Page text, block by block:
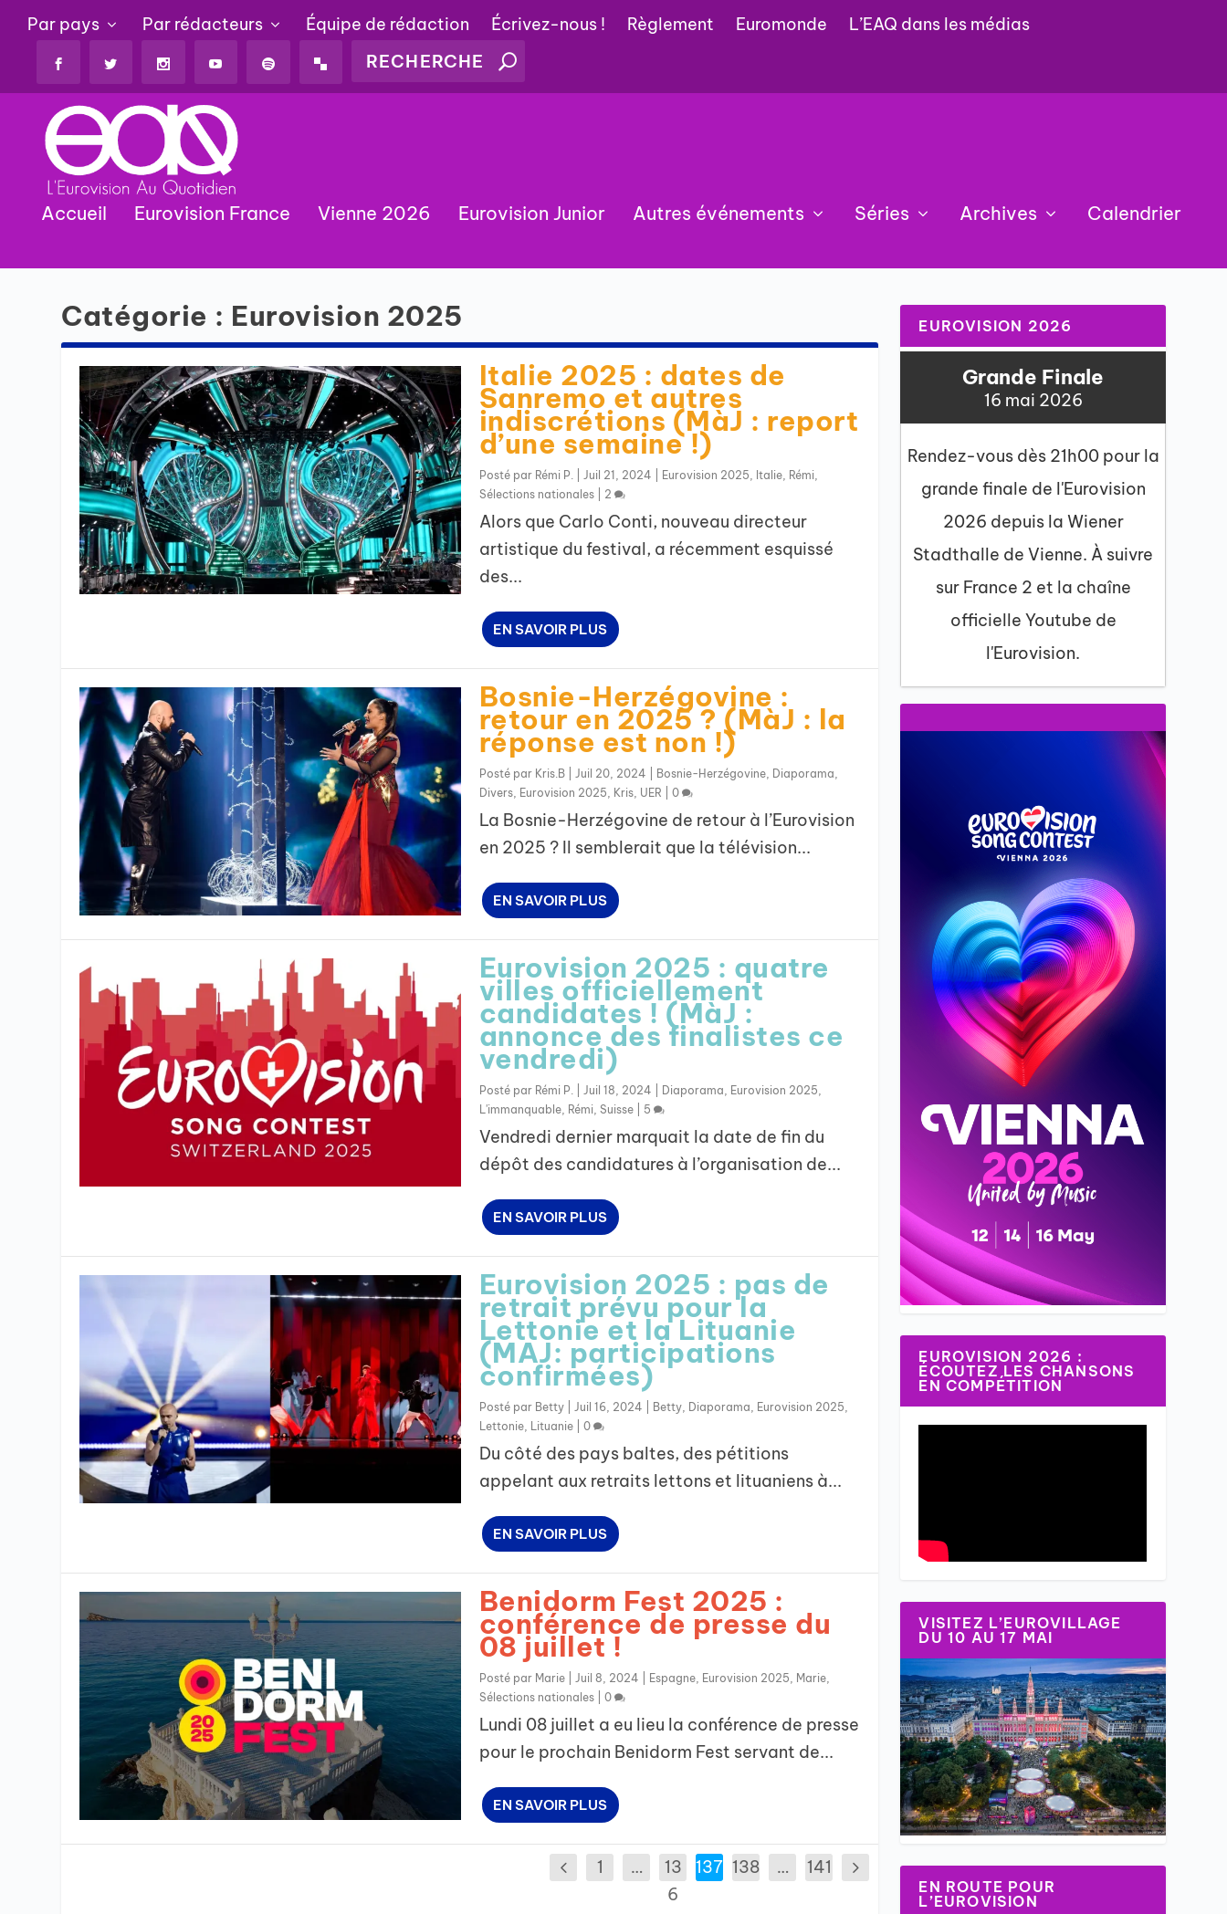
Par pays Par rédacteurs Équipe de rédaction Écrivez-nous ! Règlement Euromonde L’EAQ dans les médias
Accueil Eurovision France Vienne 2026 Eurovision Junior Autres événements Séries Archives Calendrier
Catégorie : Eurovision 2025
Italie 2025 : dates de
Sanremo et autres
indiscrétions (MàJ : report
d’une semaine !)
Posté par Rémi P. Juil 21, 2024 Eurovision 2025 Italie, Rémi
Sélections nationales| 2
Alors que Carlo Conti, nouveau directeur
artistique du festival, a récemment esquissé
des...
EN SAVOIR PLUS
Bosnie-Herzégovine :
retour en 2025 ? (MàJ : la
réponse est non !)
Posté par Kris.B| Juil 20, 2024 Bosnie-Herzégovine, Diaporama
Divers, Eurovision 2025 Kris, UER 0
La Bosnie-Herzégovine de retour à l’Eurovision
en 2025 ? Il semblerait que la télévision...
EN SAVOIR PLUS
Eurovision 2025 : quatre
villes officiellement
candidates ! (MàJ :
annonce des finalistes ce
vendredi)
Posté par Rémi P. Juil 18, 2024 Diaporama Eurovision 2025
L'immanquable, Rémi Suisse| 5
Vendredi dernier marquait la date de fin du
dépôt des candidatures à l’organisation de...
EN SAVOIR PLUS
Eurovision 2025 : pas de
retrait prévu pour la
Lettonie et la Lituanie
(MAJ: participations
confirmées)
Posté par Betty| Juil 16, 2024 Betty, Diaporama Eurovision 2025
Lettonie, Lituanie| 0
Du côté des pays baltes, des pétitions
appelant aux retraits lettons et lituaniens à...
EN SAVOIR PLUS
Benidorm Fest 2025 :
conférence de presse du
08 juillet !
Posté par Marie| Juil 8, 2024 Espagne, Eurovision 2025 Marie,
Sélections nationales| 0
Lundi 08 juillet a eu lieu la conférence de presse
pour le prochain Benidorm Fest servant de...
EN SAVOIR PLUS
1 …
13
6
137 138 … 141
EUROVISION 2026
Grande Finale
16 mai 2026
Rendez-vous dès 21h00 pour la
grande finale de l'Eurovision
2026 depuis la Wiener
Stadthalle de Vienne. À suivre
sur France 2 et la chaîne
officielle Youtube de
l'Eurovision.
EUROVISION 2026 :
ÉCOUTEZ LES CHANSONS
EN COMPÉTITION
VISITEZ L’EUROVILLAGE
DU 10 AU 17 MAI
EN ROUTE POUR
L’EUROVISION